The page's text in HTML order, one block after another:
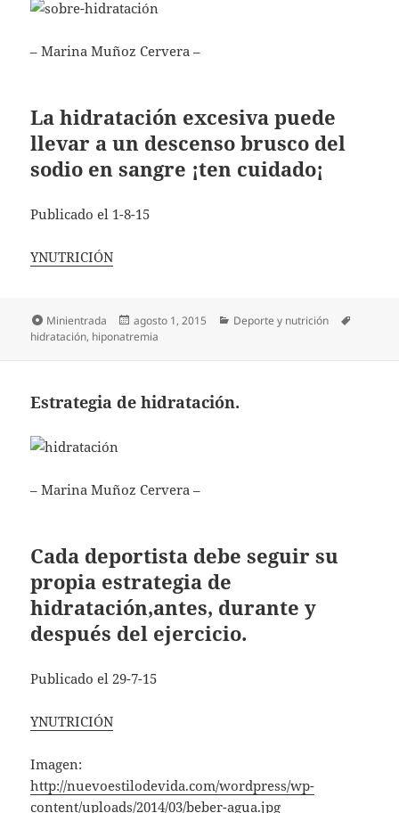
– Marina Muñoz Cervera –
La hidratación excesiva puede
llevar a un descenso brusco del
sodio en sangre ¡ten cuidado¡
Publicado el 1-8-15
YNUTRICIÓN
Formato
Minientrada
Publicado
el
agosto 1, 2015 Categorías
Deporte y nutrición
hidratación, hiponatremia
Estrategia de hidratación.
– Marina Muñoz Cervera –
Cada deportista debe seguir su
propia estrategia de
hidratación,antes, durante y
después del ejercicio.
Publicado el 29-7-15
YNUTRICIÓN
Imagen:
http://nuevoestilodevida.com/wordpress/wp-
content/uploads/2014/03/beber-agua.jpg